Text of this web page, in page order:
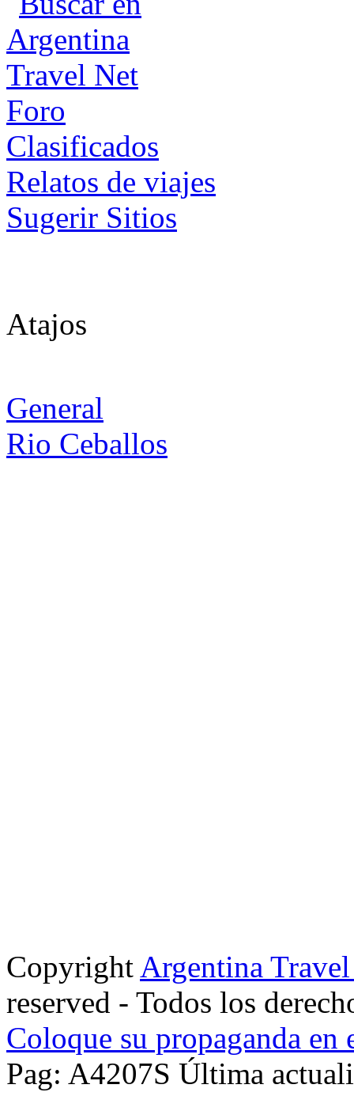
Foro
Clasificados
Relatos de viajes
Sugerir Sitios
Atajos
General
Rio Ceballos
Copyright Argentina
reserved - Todos los
Coloque su propaganda en
Pag: A4207S Última